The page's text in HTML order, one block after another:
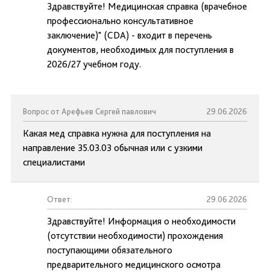
Здравствуйте! Медицинская справка (врачебное
профессионально консультативное
заключение)" (CDA) - входит в перечень
документов, необходимых для поступления в
2026/27 учебном году.
Вопрос от Арефьев Сергей павлович 29.06.2026
Какая мед справка нужна для поступления на
направление 35.03.03 обычная или с узкими
специалистами
Ответ: 29.06.2026
Здравствуйте! Информация о необходимости
(отсутствии необходимости) прохождения
поступающими обязательного
предварительного медицинского осмотра